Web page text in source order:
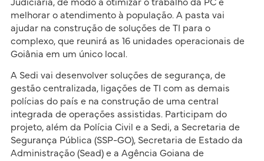
Judiciária, de modo a otimizar o trabalho da PC e
melhorar o atendimento à população. A pasta vai
ajudar na construção de soluções de TI para o
complexo, que reunirá as 16 unidades operacionais de
Goiânia em um único local.
A Sedi vai desenvolver soluções de segurança, de
gestão centralizada, ligações de TI com as demais
polícias do país e na construção de uma central
integrada de operações assistidas. Participam do
projeto, além da Polícia Civil e a Sedi, a Secretaria de
Segurança Pública (SSP-GO), Secretaria de Estado da
Administração (Sead) e a Agência Goiana de